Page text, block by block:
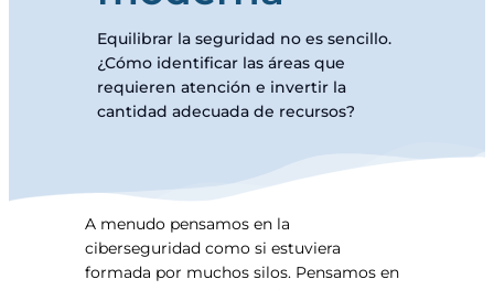
Equilibrar la seguridad no es sencillo.
¿Cómo identificar las áreas que
requieren atención e invertir la
cantidad adecuada de recursos?
A menudo pensamos en la
ciberseguridad como si estuviera
formada por muchos silos. Pensamos en